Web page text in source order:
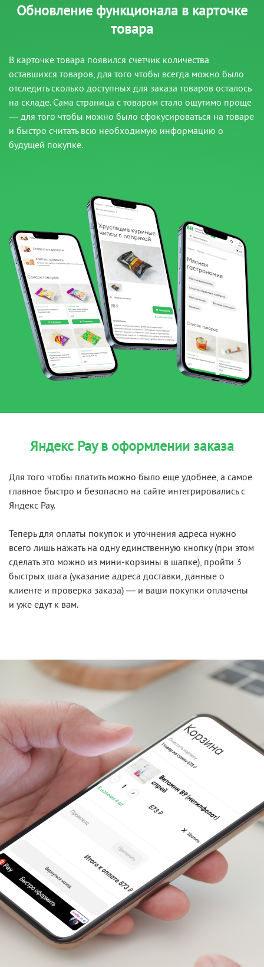
Обновление функционала в карточке
товара
В карточке товара появился счетчик количества
оставшихся товаров, для того чтобы всегда можно было
отследить сколько доступных для заказа товаров осталось
на складе. Сама страница с товаром стало ощутимо проще
— для того чтобы можно было сфокусироваться на товаре
и быстро считать всю необходимую информацию о
будущей покупке.
Яндекс Pay в оформлении заказа
Для того чтобы платить можно было еще удобнее, а самое
главное быстро и безопасно на сайте интегрировались с
Яндекс Pay.
Теперь для оплаты покупок и уточнения адреса нужно
всего лишь нажать на одну единственную кнопку (при этом
сделать это можно из мини-корзины в шапке), пройти 3
быстрых шага (указание адреса доставки, данные о
клиенте и проверка заказа) — и ваши покупки оплачены
и уже едут к вам.